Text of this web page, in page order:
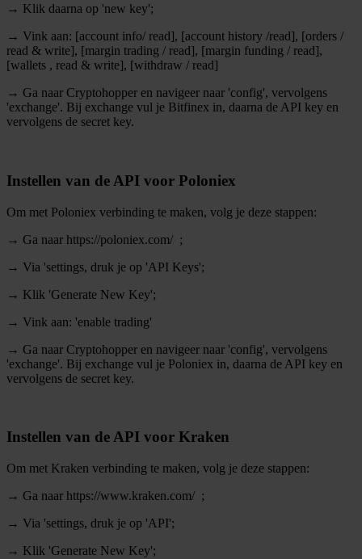
→ Klik daarna op 'new key';
→ Vink aan: [account info/ read], [account history /read], [orders /
read & write], [margin trading / read], [margin funding / read],
[wallets , read & write], [withdraw / read]
→ Ga naar Cryptohopper en navigeer naar 'config', vervolgens
'exchange'. Bij exchange vul je Bitfinex in, daarna de API key en
vervolgens de secret key.
Instellen van de API voor Poloniex
Om met Poloniex verbinding te maken, volg je deze stappen:
→ Ga naar https://poloniex.com/ ;
→ Via 'settings, druk je op 'API Keys';
→ Klik 'Generate New Key';
→ Vink aan: 'enable trading'
→ Ga naar Cryptohopper en navigeer naar 'config', vervolgens
'exchange'. Bij exchange vul je Poloniex in, daarna de API key en
vervolgens de secret key.
Instellen van de API voor Kraken
Om met Kraken verbinding te maken, volg je deze stappen:
→ Ga naar https://www.kraken.com/ ;
→ Via 'settings, druk je op 'API';
→ Klik 'Generate New Key';